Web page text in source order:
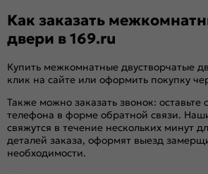
Как заказать
двери в 169.ru
Купить межкомнатные двустворчатые
клик на сайте или оформить покупку
Также можно заказать звонок: оставьте
телефона в форме обратной связи.
свяжутся в течение нескольких минут
деталей заказа, оформят выезд
необходимости.